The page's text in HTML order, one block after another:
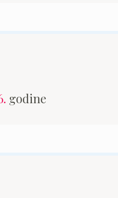
godine